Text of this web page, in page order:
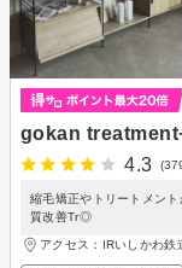
gokan
4.3
縮毛矯正やトリートメン
質改善Tr◎
アクセス：IRいしかわ